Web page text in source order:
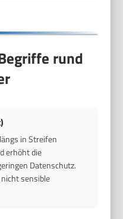
rund
in Streifen
erhöht die
Datenschutz.
sensible